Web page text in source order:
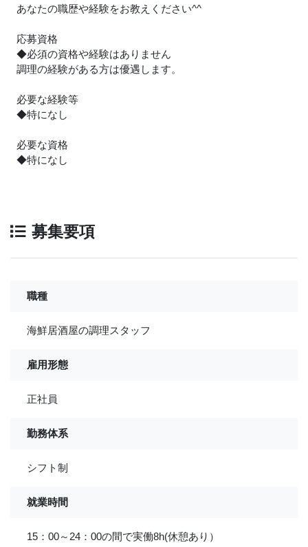
あなたの職歴や経験をお教えください^^
応募資格
◆必須の資格や経験はありません
調理の経験がある方は優遇します。
必要な経験等
◆特になし
必要な資格
◆特になし
募集要項
職種
海鮮居酒屋の調理スタッフ
雇用形態
正社員
勤務体系
シフト制
就業時間
15：00～24：00の間で実働8h(休憩あり）